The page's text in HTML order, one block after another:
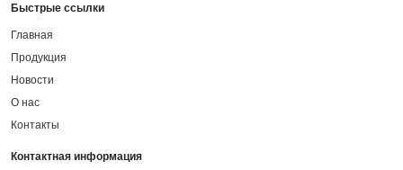
Быстрые ссылки
Главная
Продукция
Новости
О нас
Контакты
Контактная информация